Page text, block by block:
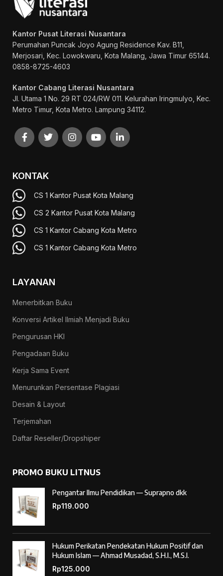
Kantor Pusat Literasi Nusantara
Perumahan Puncak Joyo Agung Residence Kav. B11,
Merjosari, Kec. Lowokwaru, Kota Malang, Jawa Timur 65144.
0858-8725-4603
Kantor Cabang Literasi Nusantara
Jl. Utama 1 No. 29 RT 024/RW 011. Kelurahan Iringmulyo, Kec.
Metro Timur, Kota Metro. Lampung 34112.
KONTAK
CS 1 Kantor Pusat Kota Malang
CS 2 Kantor Pusat Kota Malang
CS 1 Kantor Cabang Kota Metro
CS 1 Kantor Cabang Kota Metro
LAYANAN
Menerbitkan Buku
Konversi Artikel Ilmiah Menjadi Buku
Pengurusan HKI
Pengadaan Buku
Kerja Sama Event
Menurunkan Persentase Plagiasi
Desain & Layout
Terjemahan
Daftar Reseller/Dropshiper
PROMO BUKU LITNUS
Pengantar Ilmu Pendidikan — Suprapno dkk
Rp119.000
Hukum Perikatan Pendekatan Hukum Positif dan
Hukum Islam — Ahmad Musadad, S.H.I., M.S.I.
Rp125.000